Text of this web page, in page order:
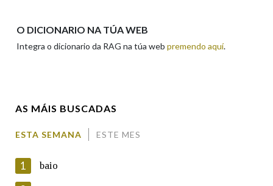
O DICIONARIO NA TÚA WEB
Integra o dicionario da RAG na túa web premendo aquí.
AS MÁIS BUSCADAS
ESTA SEMANA ESTE MES
1 baio